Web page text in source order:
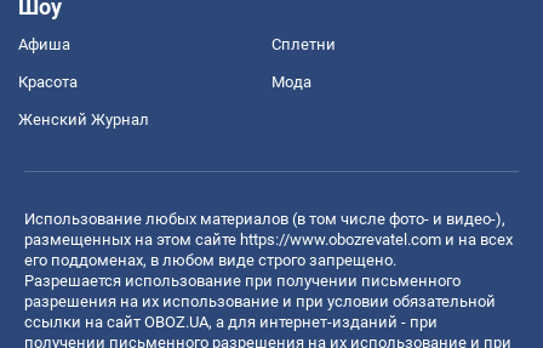
Шоу
Афиша Сплетни
Красота Мода
Женский Журнал
Использование любых материалов (в том числе фото- и видео-),
размещенных на этом сайте https://www.obozrevatel.com и на всех
его поддоменах, в любом виде строго запрещено.
Разрешается использование при получении письменного
разрешения на их использование и при условии обязательной
ссылки на сайт OBOZ.UA, а для интернет-изданий - при
получении письменного разрешения на их использование и при